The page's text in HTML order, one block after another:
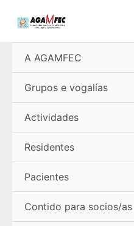
A AGAMFEC
Grupos e vogalías
Actividades
Residentes
Pacientes
Contido para socios/as